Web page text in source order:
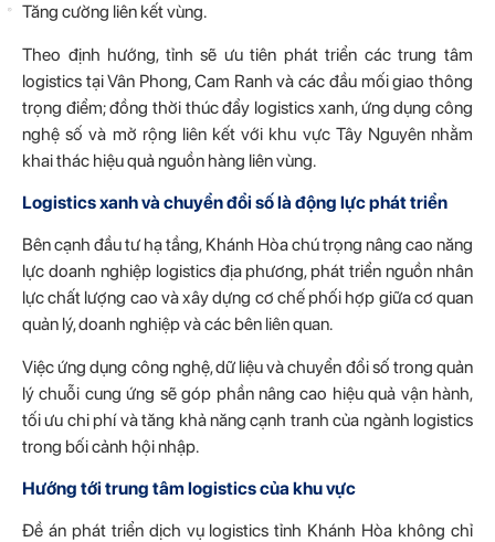
Tăng cường liên kết vùng.
Theo định hướng, tỉnh sẽ ưu tiên phát triển các trung tâm
logistics tại Vân Phong, Cam Ranh và các đầu mối giao thông
trọng điểm; đồng thời thúc đẩy logistics xanh, ứng dụng công
nghệ số và mở rộng liên kết với khu vực Tây Nguyên nhằm
khai thác hiệu quả nguồn hàng liên vùng.
Logistics xanh và chuyển đổi số là động lực phát triển
Bên cạnh đầu tư hạ tầng, Khánh Hòa chú trọng nâng cao năng
lực doanh nghiệp logistics địa phương, phát triển nguồn nhân
lực chất lượng cao và xây dựng cơ chế phối hợp giữa cơ quan
quản lý, doanh nghiệp và các bên liên quan.
Việc ứng dụng công nghệ, dữ liệu và chuyển đổi số trong quản
lý chuỗi cung ứng sẽ góp phần nâng cao hiệu quả vận hành,
tối ưu chi phí và tăng khả năng cạnh tranh của ngành logistics
trong bối cảnh hội nhập.
Hướng tới trung tâm logistics của khu vực
Đề án phát triển dịch vụ logistics tỉnh Khánh Hòa không chỉ